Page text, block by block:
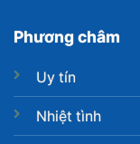
Phương châm
Uy tín
Nhiệt tình